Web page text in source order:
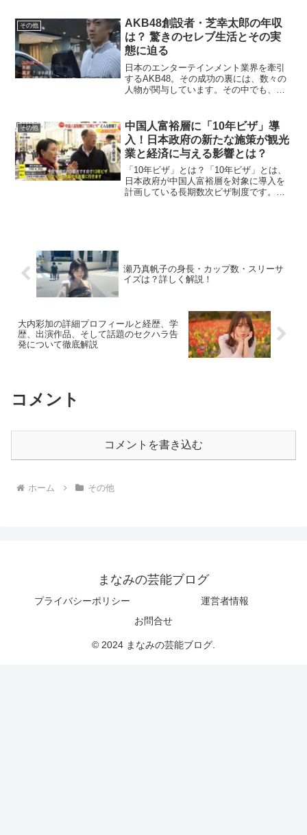
彩られています。この記事では、安部敏
樹さんの生い立ち...
その他
AKB48創設者・芝幸太郎の年収
は？ 驚きのセレブ生活とその実
態に迫る
日本のエンターテインメント業界を牽引
するAKB48。その成功の裏には、数々の
人物が関与しています。その中でも、芝
は、芝幸太郎さんの年収や事業、セレブ
な生活ぶりを徹底解説し...
その他
中国人富裕層に「10年ビザ」導
入！日本政府の新たな施策が観光
業と経済に与える影響とは？
「10年ビザ」とは？「10年ビザ」とは、
日本政府が中国人富裕層を対象に導入を
計画している長期数次ビザ制度です。こ
瀬乃真帆子の身長・カップ数・スリーサ
イズは？詳しく解説！
大内彩加の詳細プロフィールと経歴、学
歴、出演作品、そして話題のセクハラ告
発について徹底解説
コメント
コメントを書き込む
ホーム その他
まなみの芸能ブログ
プライバシーポリシー
運営者情報
お問合せ
© 2024 まなみの芸能ブログ.